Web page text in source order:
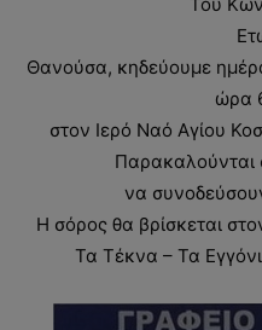
Θανούσα, κηδεύουμε
ώρα
στον Ιερό Ναό Αγίου
Παρακαλούνται
να
Η σόρος θα βρίσκεται
Τα Τέκνα – Τα